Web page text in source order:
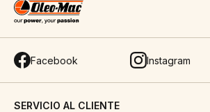
Facebook Instagram
SERVICIO AL CLIENTE